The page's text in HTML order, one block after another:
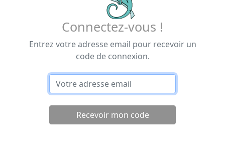
Connectez-vous !
Entrez votre adresse email pour recevoir un
code de connexion.
Recevoir mon code